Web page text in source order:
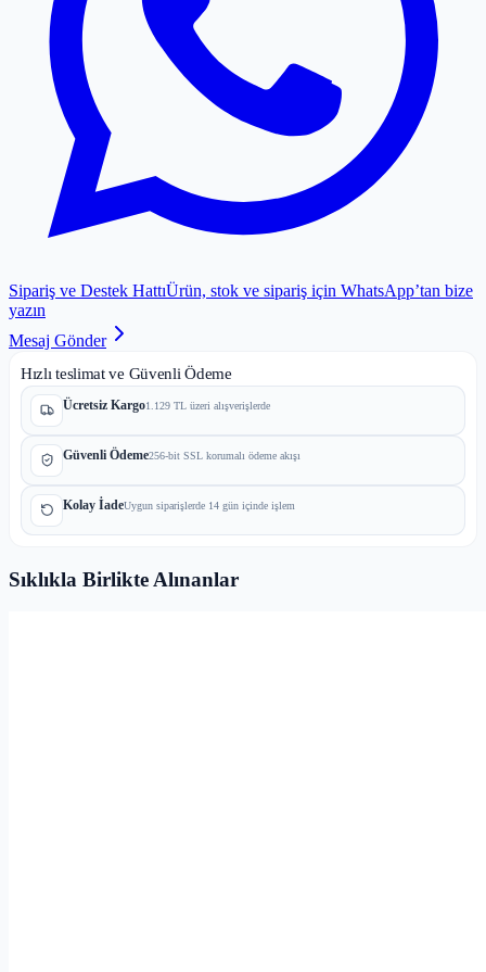
Sipariş ve Destek HattıÜrün, stok ve sipariş için WhatsApp’tan bize
yazın
Mesaj Gönder
Hızlı teslimat ve Güvenli Ödeme
Ücretsiz Kargo1.129 TL üzeri alışverişlerde
Güvenli Ödeme256-bit SSL korumalı ödeme akışı
Kolay İadeUygun siparişlerde 14 gün içinde işlem
Sıklıkla Birlikte Alınanlar